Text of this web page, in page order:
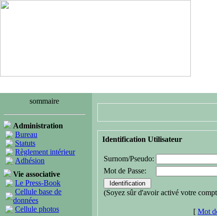
sommaire
Administration
Bureau
Statuts
Règlement intérieur
Adhésion
Vie associative
Le Press-Book
Cellule base de
données
Cellule photos
Identification Utilisateur
Surnom/Pseudo:
Mot de Passe:
(Soyez sûr d'avoir activé votre
[ Mot